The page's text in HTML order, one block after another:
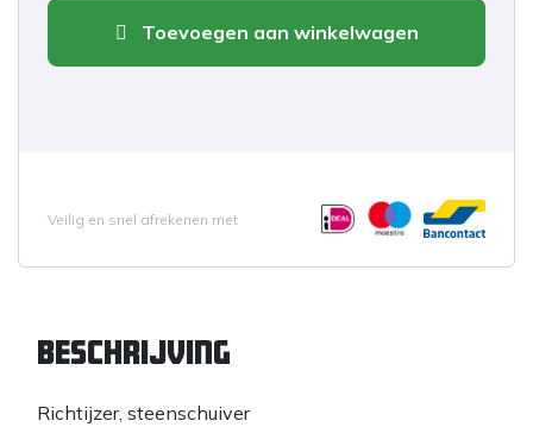
Toevoegen aan winkelwagen
Veilig en snel afrekenen met
Beschrijving
Richtijzer, steenschuiver